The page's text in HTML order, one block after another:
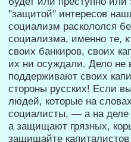
"защитой" интере­сов
социализм раскололся
социализма, именно те,
своих банкиров, своих
их ни осуждали. Дело не
поддерживают своих
стороны русских! Если
людей, которые на
социалисты, — а на
а защищают грязных,
защищайте